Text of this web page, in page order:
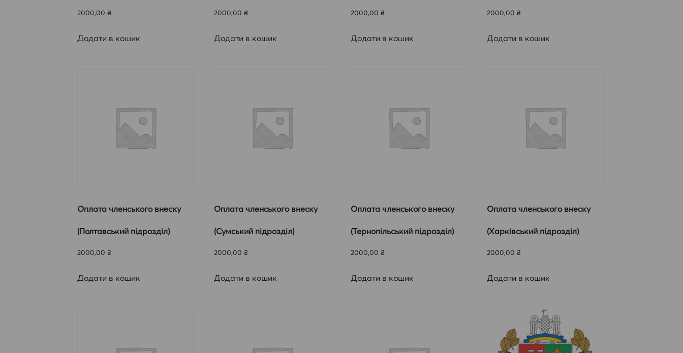
2000,00 ₴
Додати в кошик
2000,00 ₴
Додати в кошик
2000,00 ₴
Додати в кошик
2000,00₴
Додати в кошик
Оплата членського внеску
(Полтавський підрозділ)
2000,00 ₴
Додати в кошик
Оплата членського внеску
(Сумський підрозділ)
2000,00 ₴
Додати в кошик
Оплата членського внеску
(Тернопільський підрозділ)
2000,00 ₴
Додати в кошик
Оплата членського внеску
(Харківський підрозділ)
2000,00₴
Додати в кошик